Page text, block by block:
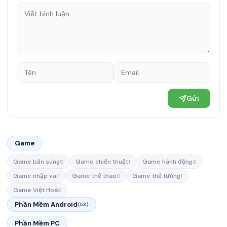
Gửi
Game
Game bắn súng0 Game chiến thuật1 Game hành động0
Game nhập vai1 Game thể thao0 Game thẻ tướng1
Game Việt Hoá0
Phần Mềm Android(53)
Phần Mềm PC